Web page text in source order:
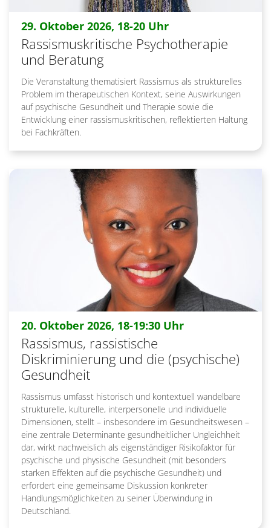
29. Oktober 2026, 18-20 Uhr:
Rassismuskritische Psychotherapie
und Beratung
Die Veranstaltung thematisiert Rassismus als strukturelles
Problem im therapeutischen Kontext, seine Auswirkungen
auf psychische Gesundheit und Therapie sowie die
Entwicklung einer rassismuskritischen, reflektierten Haltung
bei Fachkräften.
20. Oktober 2026, 18-19:30 Uhr:
Rassismus, rassistische
Diskriminierung und die (psychische)
Gesundheit
Rassismus umfasst historisch und kontextuell wandelbare
strukturelle, kulturelle, interpersonelle und individuelle
Dimensionen, stellt – insbesondere im Gesundheitswesen –
eine zentrale Determinante gesundheitlicher Ungleichheit
dar, wirkt nachweislich als eigenständiger Risikofaktor für
psychische und physische Gesundheit (mit besonders
starken Effekten auf die psychische Gesundheit) und
erfordert eine gemeinsame Diskussion konkreter
Handlungsmöglichkeiten zu seiner Überwindung in
Deutschland.